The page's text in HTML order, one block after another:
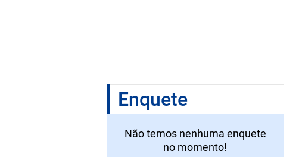
Enquete
Não temos nenhuma enquete
no momento!